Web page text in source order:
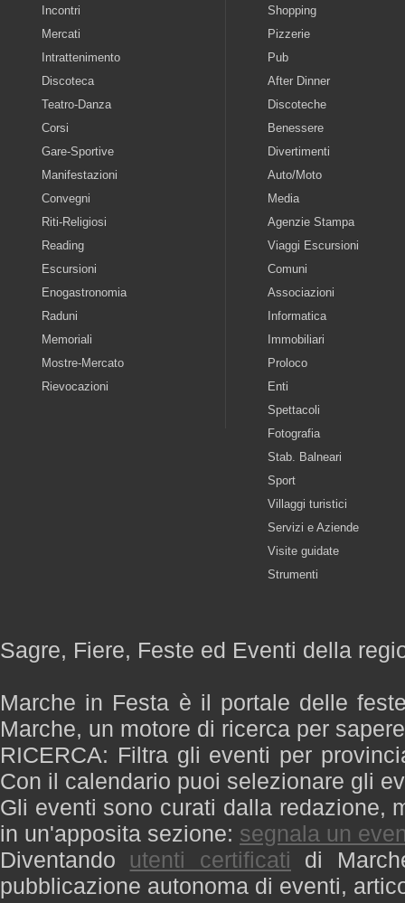
Incontri
Mercati
Intrattenimento
Discoteca
Teatro-Danza
Corsi
Gare-Sportive
Manifestazioni
Convegni
Riti-Religiosi
Reading
Escursioni
Enogastronomia
Raduni
Memoriali
Mostre-Mercato
Rievocazioni
Shopping
Pizzerie
Pub
After Dinner
Discoteche
Benessere
Divertimenti
Auto/Moto
Media
Agenzie Stampa
Viaggi Escursioni
Comuni
Associazioni
Informatica
Immobiliari
Proloco
Enti
Spettacoli
Fotografia
Stab. Balneari
Sport
Villaggi turistici
Servizi e Aziende
Visite guidate
Strumenti
Sagre, Fiere, Feste ed Eventi della
Marche in Festa è il portale delle
Marche, un motore di ricerca per
RICERCA: Filtra gli eventi per
Con il calendario puoi selezionare gli
Gli eventi sono curati dalla redazione,
in un'apposita sezione: segnala un
Diventando utenti certificati di
pubblicazione autonoma di eventi,